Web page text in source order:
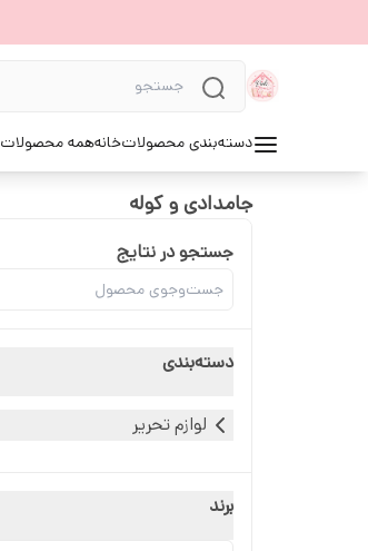
دسته‌بندی محصولاتخانههمه محصولات
جامدادی و کوله
جستجو در نتایج
دسته‌بندی
لوازم تحریر
برند